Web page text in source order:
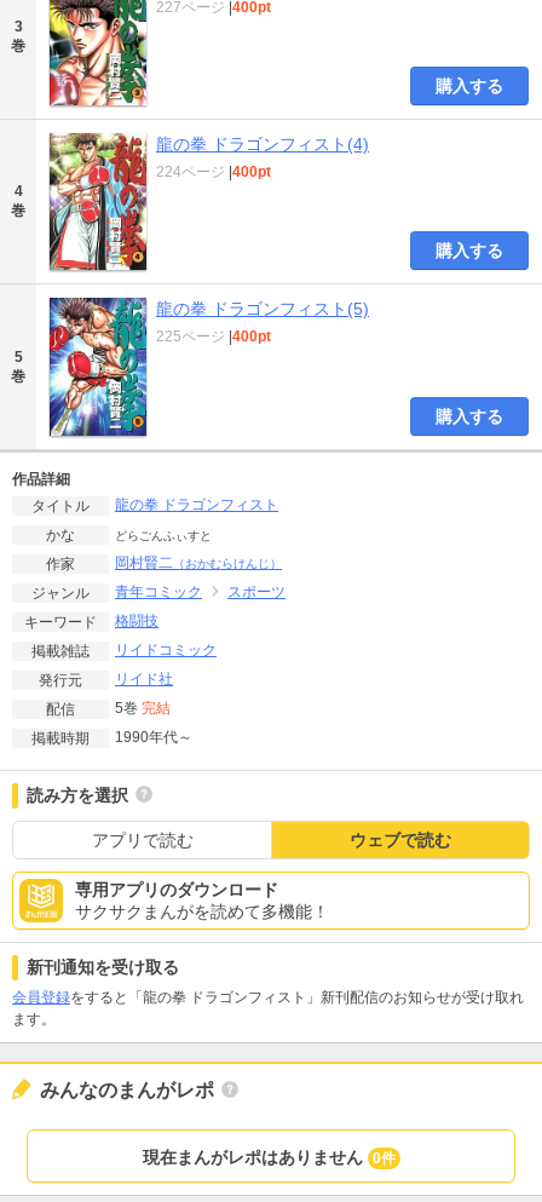
3
巻
227ページ 400pt
購入する
4
巻
龍の拳 ドラゴンフィスト(4)
224ページ 400pt
購入する
5
巻
龍の拳 ドラゴンフィスト(5)
225ページ 400pt
購入する
作品詳細
タイトル
龍の拳 ドラゴンフィスト
かな
どらごんふぃすと
作家 岡村賢二 （おかむらけんじ）
ジャンル 青年コミック
スポーツ
キーワード
格闘技
掲載雑誌
リイドコミック
発行元
リイド社
配信
5巻 完結
掲載時期
1990年代～
読み方を選択
アプリで読む ウェブで読む
専用アプリのダウンロード
サクサクまんがを読めて多機能！
新刊通知を受け取る
会員登録をすると「龍の拳 ドラゴンフィスト」新刊配信のお知らせが受け取れ
ます。
みんなのまんがレポ
現在まんがレポはありません 0件